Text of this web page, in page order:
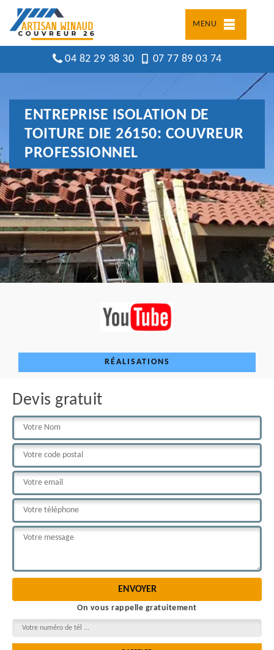
MENU
04 82 29 38 30 07 77 89 03 74
ENTREPRISE ISOLATION DE
TOITURE DIE 26150: COUVREUR
PROFESSIONNEL
RÉALISATIONS
Devis gratuit
On vous rappelle gratuitement